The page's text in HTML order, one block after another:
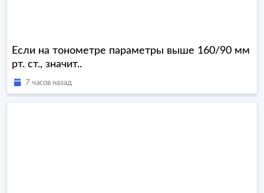
Если на тонометре параметры выше 160/90 мм
рт. ст., значит..
7 часов назад